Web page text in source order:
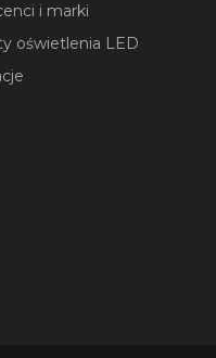
i marki
oświetlenia LED